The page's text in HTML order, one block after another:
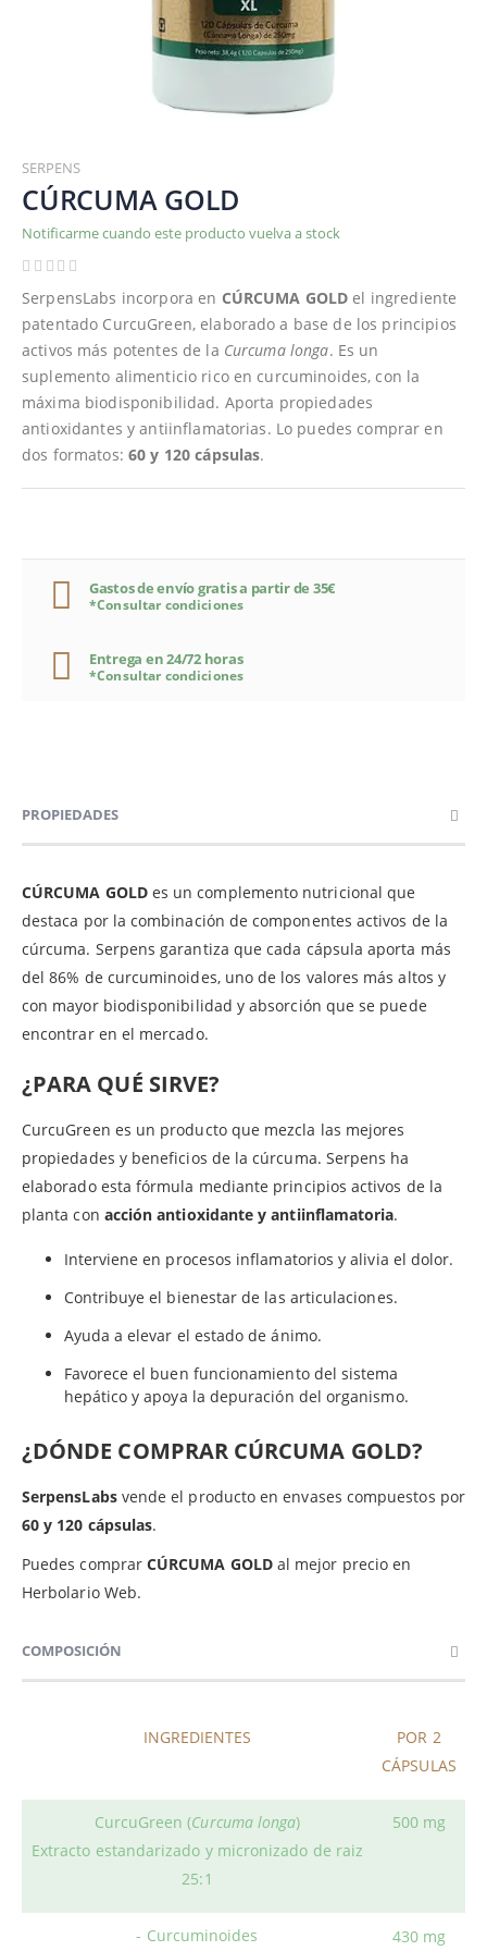
al
comienzo
de
la
galería
imágenes
SERPENS
CÚRCUMA GOLD
Notificarme cuando este producto vuelva a stock
SerpensLabs incorpora en CÚRCUMA GOLD el ingrediente
patentado CurcuGreen, elaborado a base de los principios
activos más potentes de la Curcuma longa. Es un
suplemento alimenticio rico en curcuminoides, con la
máxima biodisponibilidad. Aporta propiedades
antioxidantes y antiinflamatorias. Lo puedes comprar en
dos formatos: 60 y 120 cápsulas.
Gastos de envío gratis a partir de 35€
*Consultar condiciones
Entrega en 24/72 horas
*Consultar condiciones
PROPIEDADES
CÚRCUMA GOLD es un complemento nutricional que
destaca por la combinación de componentes activos de la
cúrcuma. Serpens garantiza que cada cápsula aporta más
del 86% de curcuminoides, uno de los valores más altos y
con mayor biodisponibilidad y absorción que se puede
encontrar en el mercado.
¿PARA QUÉ SIRVE?
CurcuGreen es un producto que mezcla las mejores
propiedades y beneficios de la cúrcuma. Serpens ha
elaborado esta fórmula mediante principios activos de la
planta con acción antioxidante y antiinflamatoria.
Interviene en procesos inflamatorios y alivia el dolor.
Contribuye el bienestar de las articulaciones.
Ayuda a elevar el estado de ánimo.
Favorece el buen funcionamiento del sistema
hepático y apoya la depuración del organismo.
¿DÓNDE COMPRAR CÚRCUMA GOLD?
SerpensLabsvende el producto en envases compuestos por
60 y 120 cápsulas.
Puedes comprarCÚRCUMA GOLDal mejor precio en
Herbolario Web.
COMPOSICIÓN
INGREDIENTES
POR 2
CÁPSULAS
CurcuGreen (Curcuma longa)
Extracto estandarizado y micronizado de raiz
25:1
500 mg
- Curcuminoides 430 mg